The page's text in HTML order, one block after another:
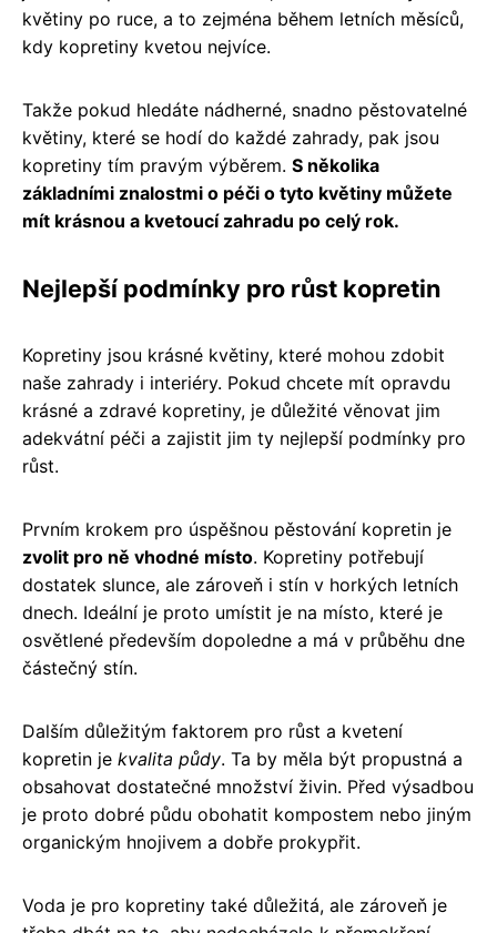
květiny po ruce, a to zejména během letních měsíců,
kdy kopretiny kvetou nejvíce.
Takže pokud hledáte nádherné, snadno pěstovatelné
květiny, které se hodí do každé zahrady, pak jsou
kopretiny tím pravým výběrem. S několika
základními znalostmi o péči o tyto květiny můžete
mít krásnou a kvetoucí zahradu po celý rok.
Nejlepší podmínky pro růst kopretin
Kopretiny jsou krásné květiny, které mohou zdobit
naše zahrady i interiéry. Pokud chcete mít opravdu
krásné a zdravé kopretiny, je důležité věnovat jim
adekvátní péči a zajistit jim ty nejlepší podmínky pro
růst.
Prvním krokem pro úspěšnou pěstování kopretin je
zvolit pro ně vhodné místo. Kopretiny potřebují
dostatek slunce, ale zároveň i stín v horkých letních
dnech. Ideální je proto umístit je na místo, které je
osvětlené především dopoledne a má v průběhu dne
částečný stín.
Dalším důležitým faktorem pro růst a kvetení
kopretin je kvalita půdy. Ta by měla být propustná a
obsahovat dostatečné množství živin. Před výsadbou
je proto dobré půdu obohatit kompostem nebo jiným
organickým hnojivem a dobře prokypřit.
Voda je pro kopretiny také důležitá, ale zároveň je